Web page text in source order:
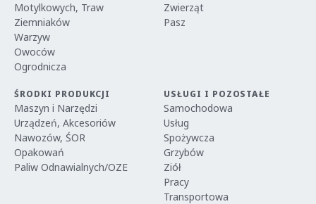
Motylkowych, Traw
Ziemniaków
Warzyw
Owoców
Ogrodnicza
Zwierząt
Pasz
ŚRODKI PRODUKCJI
Maszyn i Narzędzi
Urządzeń, Akcesoriów
Nawozów, ŚOR
Opakowań
Paliw Odnawialnych/OZE
USŁUGI I POZOSTAŁE
Samochodowa
Usług
Spożywcza
Grzybów
Ziół
Pracy
Transportowa